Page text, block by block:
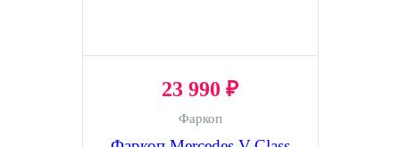
23 990 ₽
Фаркоп